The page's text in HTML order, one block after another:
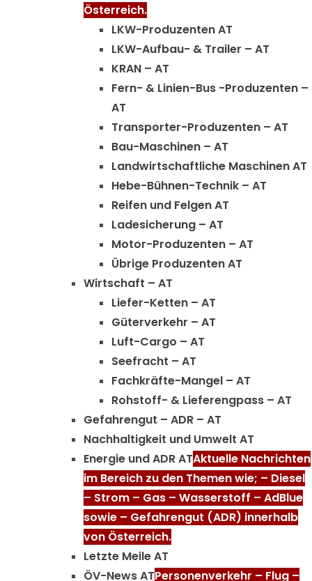
Österreich.
LKW-Produzenten AT
LKW-Aufbau- & Trailer – AT
KRAN – AT
Fern- & Linien-Bus -Produzenten –
AT
Transporter-Produzenten – AT
Bau-Maschinen – AT
Landwirtschaftliche Maschinen AT
Hebe-Bühnen-Technik – AT
Reifen und Felgen AT
Ladesicherung – AT
Motor-Produzenten – AT
Übrige Produzenten AT
Wirtschaft – AT
Liefer-Ketten – AT
Güterverkehr – AT
Luft-Cargo – AT
Seefracht – AT
Fachkräfte-Mangel – AT
Rohstoff- & Lieferengpass – AT
Gefahrengut – ADR – AT
Nachhaltigkeit und Umwelt AT
Energie und ADR ATAktuelle Nachrichten
im Bereich zu den Themen wie; – Diesel
– Strom – Gas – Wasserstoff – AdBlue
sowie – Gefahrengut (ADR) innerhalb
von Österreich.
Letzte Meile AT
ÖV-News ATPersonenverkehr – Flug –